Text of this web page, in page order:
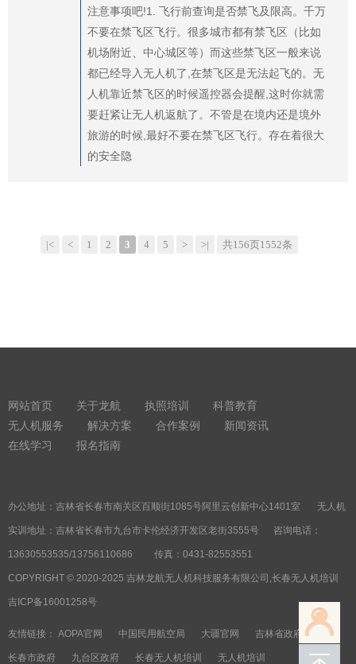
注意事项吧!1. 飞行前查询是否禁飞及限高。千万
不要在禁飞区飞行。很多城市都有禁飞区（比如
机场附近、中心城区等）而这些禁飞区一般来说
都已经导入无人机了,在禁飞区是无法起飞的。无
人机靠近禁飞区的时候遥控器会提醒,这时你就需
要赶紧让无人机返航了。不管是在境内还是境外
旅游的时候,最好不要在禁飞区飞行。存在着很大
的安全隐
|< < 1 2 3 4 5 > >| 共156页1552条
网站首页 关于龙航 执照培训
科普教育
无人机服务
解决方案 合作案例
新闻资讯
在线学习
报名指南
办公地址：吉林省长春市南关区百顺街1085号阿里云创新中心1401室 无人机
实训地址：吉林省长春市九台市卡伦经济开发区老街3555号 咨询电话：
13630553535/13756110686 传真：0431-82553551
COPYRIGHT © 2020-2025 吉林龙航无人机科技服务有限公司,长春无人机培训
吉ICP备16001258号
友情链接： AOPA官网 中国民用航空局 大疆官网 吉林省政府
长春市政府 九台区政府 长春无人机培训 无人机培训